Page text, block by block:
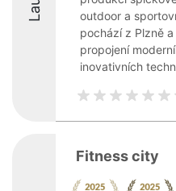
outdoor a
pochází z Plzně
propojení
inovativních
Fitness city